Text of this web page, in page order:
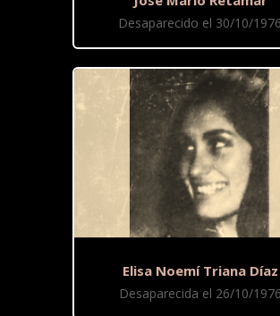
Desaparecido el 30/10/1976
Elisa Noemí Triana Díaz
Desaparecida el 26/10/1976